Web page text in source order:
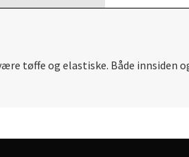
tøffe og elastiske. Både